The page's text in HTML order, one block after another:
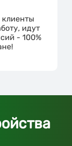
клиенты
идут
- 100%